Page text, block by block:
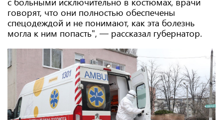
говорят, что они полностью обеспечены
спецодеждой и не понимают, как эта болезнь
могла к ним попасть", — рассказал губернатор.